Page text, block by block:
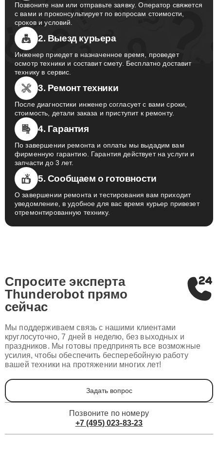
Позвоните нам или отправьте заявку. Оператор свяжется
с вами и проконсультирует по вопросам стоимости,
сроков и условий.
2. Выезд курьера
Инженер приедет в назначенное время, проведет
осмотр техники и составит смету. Бесплатно доставит
технику в сервис.
3. Ремонт техники
После диагностики инженер согласует с вами сроки,
стоимость, детали заказа и приступит к ремонту.
4. Гарантия
По завершении ремонта и оплаты мы выдадим вам
фирменную гарантию. Гарантия действует на услуги и
запчасти до 3 лет.
5. Сообщаем о готовности
О завершении ремонта и тестирования вам приходит
уведомление, в удобное для вас время курьер привезет
отремонтированную технику.
Спросите эксперта
Thunderobot прямо
сейчас
Мы поддерживаем связь с нашими клиентами
круглосуточно, 7 дней в неделю, без выходных и
праздников. Мы готовы предпринять все возможные
усилия, чтобы обеспечить бесперебойную работу
вашей техники на протяжении многих лет!
Задать вопрос
Позвоните по номеру
+7 (495) 023-83-23